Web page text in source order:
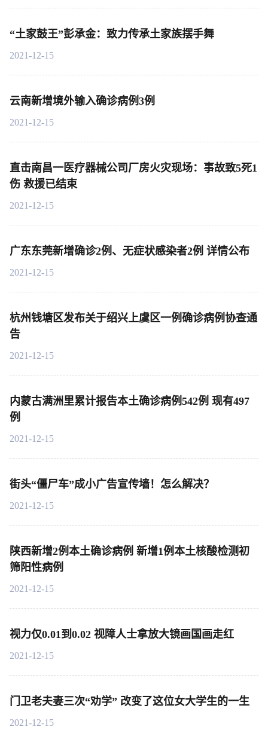
“土家鼓王”彭承金：致力传承土家族摆手舞
2021-12-15
云南新增境外输入确诊病例3例
2021-12-15
直击南昌一医疗器械公司厂房火灾现场：事故致5死1
伤 救援已结束
2021-12-15
广东东莞新增确诊2例、无症状感染者2例 详情公布
2021-12-15
杭州钱塘区发布关于绍兴上虞区一例确诊病例协查通
告
2021-12-15
内蒙古满洲里累计报告本土确诊病例542例 现有497
例
2021-12-15
街头“僵尸车”成小广告宣传墙！怎么解决？
2021-12-15
陕西新增2例本土确诊病例 新增1例本土核酸检测初
筛阳性病例
2021-12-15
视力仅0.01到0.02 视障人士拿放大镜画国画走红
2021-12-15
门卫老夫妻三次“劝学” 改变了这位女大学生的一生
2021-12-15